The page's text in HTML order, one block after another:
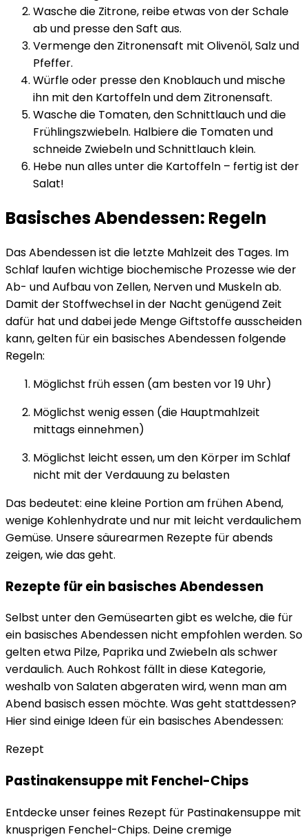
Wasche die Zitrone, reibe etwas von der Schale
ab und presse den Saft aus.
Vermenge den Zitronensaft mit Olivenöl, Salz und
Pfeffer.
Würfle oder presse den Knoblauch und mische
ihn mit den Kartoffeln und dem Zitronensaft.
Wasche die Tomaten, den Schnittlauch und die
Frühlingszwiebeln. Halbiere die Tomaten und
schneide Zwiebeln und Schnittlauch klein.
Hebe nun alles unter die Kartoffeln – fertig ist der
Salat!
Basisches Abendessen: Regeln
Das Abendessen ist die letzte Mahlzeit des Tages. Im
Schlaf laufen wichtige biochemische Prozesse wie der
Ab- und Aufbau von Zellen, Nerven und Muskeln ab.
Damit der Stoffwechsel in der Nacht genügend Zeit
dafür hat und dabei jede Menge Giftstoffe ausscheiden
kann, gelten für ein basisches Abendessen folgende
Regeln:
Möglichst früh essen (am besten vor 19 Uhr)
Möglichst wenig essen (die Hauptmahlzeit
mittags einnehmen)
Möglichst leicht essen, um den Körper im Schlaf
nicht mit der Verdauung zu belasten
Das bedeutet: eine kleine Portion am frühen Abend,
wenige Kohlenhydrate und nur mit leicht verdaulichem
Gemüse. Unsere säurearmen Rezepte für abends
zeigen, wie das geht.
Rezepte für ein basisches Abendessen
Selbst unter den Gemüsearten gibt es welche, die für
ein basisches Abendessen nicht empfohlen werden. So
gelten etwa Pilze, Paprika und Zwiebeln als schwer
verdaulich. Auch Rohkost fällt in diese Kategorie,
weshalb von Salaten abgeraten wird, wenn man am
Abend basisch essen möchte. Was geht stattdessen?
Hier sind einige Ideen für ein basisches Abendessen:
Rezept
Pastinakensuppe mit Fenchel-Chips
Entdecke unser feines Rezept für Pastinakensuppe mit
knusprigen Fenchel-Chips. Deine cremige